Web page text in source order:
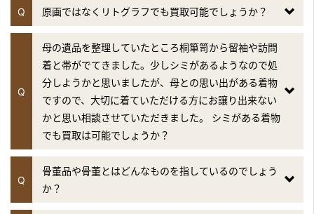
2019年4月17日放送
テレビ朝日「羽鳥慎一 モーニングショー」
『継ぐ女神』のコーナー
2019年4月10日放送
テレビ朝日「羽鳥慎一 モーニングショー」
『継ぐ女神』のコーナー
2019年4月10日放送
フジテレビ「林修のニッポンドリル」
2019年3月27日放送
Q 原画ではなくリトグラフでも買取可能でしょうか？
Q
母の遺品を整理していたところ桐箪笥から留袖や訪問
着と帯がでてきました。少しシミがあるようなので処
分しようかと思いましたが、母との思い出がある着物
ですので、大切に着ていただける方にお譲り出来ない
かと思い相談させていただきました。 シミがある着物
でも買取は可能でしょうか？
Q
骨董品や骨董とはどんなものを指しているのでしょう
か？